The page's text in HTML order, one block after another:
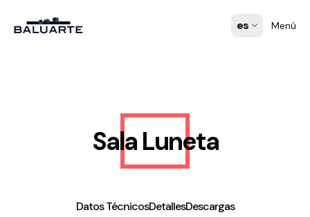
es Menú
Sala Luneta
Datos TécnicosDetallesDescargas